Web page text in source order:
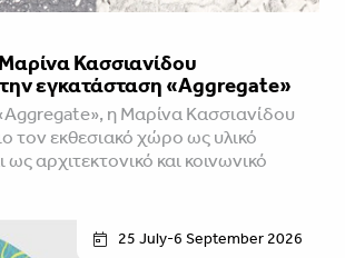
Κασσιανίδου
εγκατάσταση «Aggregate»
η Μαρίνα Κασσιανίδου
τον εκθεσιακό χώρο ως υλικό
ως αρχιτεκτονικό και κοινωνικό
25 July-6 September 2026